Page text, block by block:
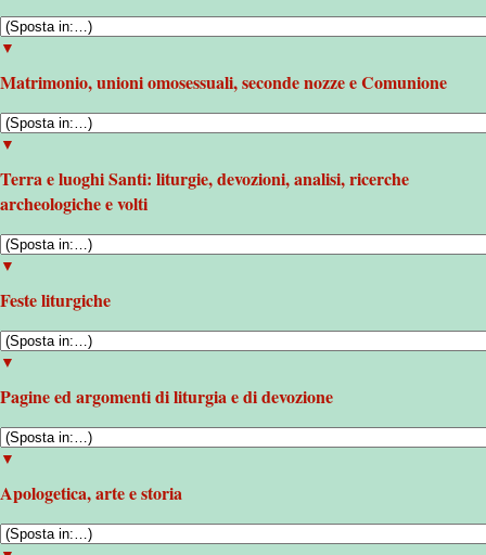
▼
Matrimonio, unioni omosessuali, seconde nozze e Comunione
▼
Terra e luoghi Santi: liturgie, devozioni, analisi, ricerche
archeologiche e volti
▼
Feste liturgiche
▼
Pagine ed argomenti di liturgia e di devozione
▼
Apologetica, arte e storia